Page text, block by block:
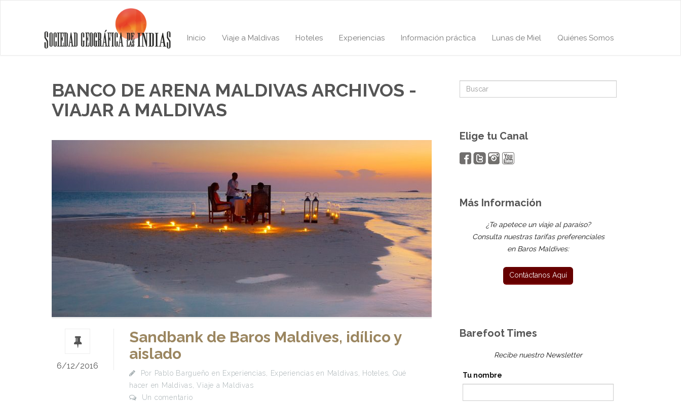
Inicio Viaje a Maldivas Hoteles Experiencias Información práctica Lunas de Miel Quiénes Somos
BANCO DE ARENA MALDIVAS ARCHIVOS -
VIAJAR A MALDIVAS
6/12/2016
Sandbank de Baros Maldives, idílico y
aislado
Por Pablo Bargueño en Experiencias Experiencias en Maldivas Hoteles Qué
hacer en Maldivas ,Viaje a Maldivas
Un comentario
Elige tu Canal
Más Información
¿Te apetece un viaje al paraíso?
Consulta nuestras tarifas preferenciales
en Baros Maldives:
Barefoot Times
Recibe nuestro Newsletter
Tu nombre